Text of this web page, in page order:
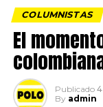
COLUMNISTAS
El
Publicado
By admin